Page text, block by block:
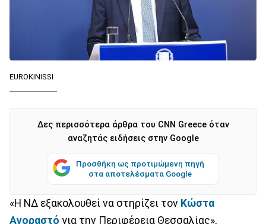
EUROKINISSI
Δες περισσότερα άρθρα του CNN Greece όταν
αναζητάς ειδήσεις στην Google
Προσθήκη ως προτιμώμενη πηγή
στα αποτελέσματα Google
«Η ΝΔ εξακολουθεί να στηρίζει τον Κώστα
Αγοραστό για την Περιφέρεια Θεσσαλίας»,